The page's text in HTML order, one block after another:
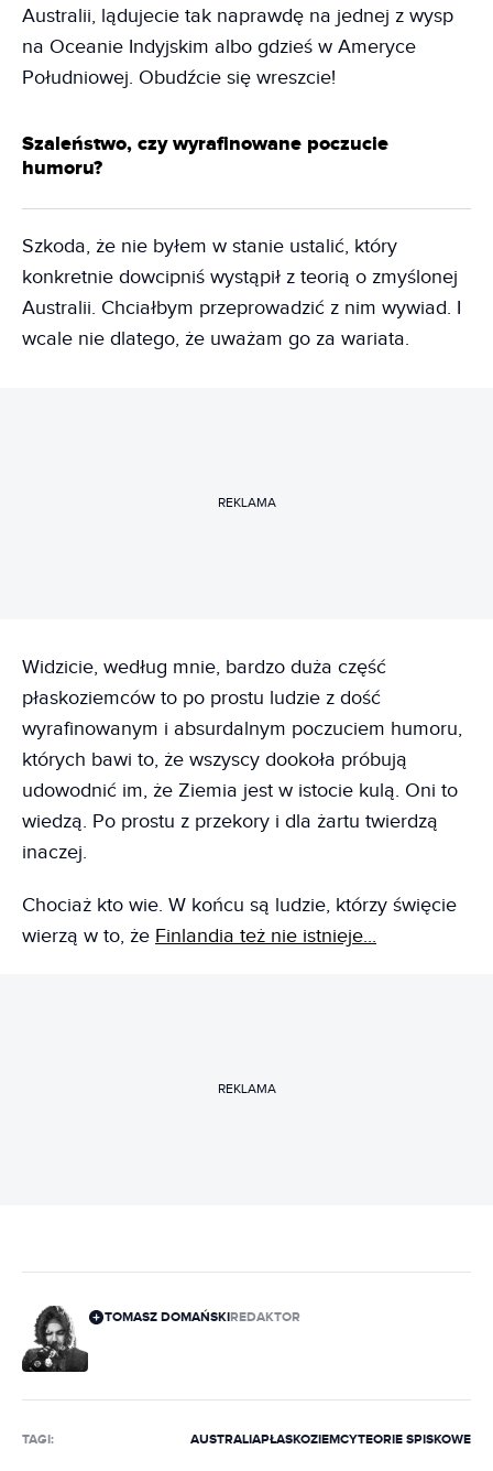
Australii, lądujecie tak naprawdę na jednej z wysp
na Oceanie Indyjskim albo gdzieś w Ameryce
Południowej. Obudźcie się wreszcie!
Szaleństwo, czy wyrafinowane poczucie
humoru?
Szkoda, że nie byłem w stanie ustalić, który
konkretnie dowcipniś wystąpił z teorią o zmyślonej
Australii. Chciałbym przeprowadzić z nim wywiad. I
wcale nie dlatego, że uważam go za wariata.
REKLAMA
Widzicie, według mnie, bardzo duża część
płaskoziemców to po prostu ludzie z dość
wyrafinowanym i absurdalnym poczuciem humoru,
których bawi to, że wszyscy dookoła próbują
udowodnić im, że Ziemia jest w istocie kulą. Oni to
wiedzą. Po prostu z przekory i dla żartu twierdzą
inaczej.
Chociaż kto wie. W końcu są ludzie, którzy święcie
wierzą w to, że Finlandia też nie istnieje...
REKLAMA
TOMASZ DOMAŃSKIREDAKTOR
TAGI: AUSTRALIAPŁASKOZIEMCYTEORIE SPISKOWE